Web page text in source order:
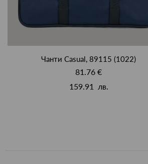
Чанти Casual, 89115 (1022)
81.76 €
159.91 лв.